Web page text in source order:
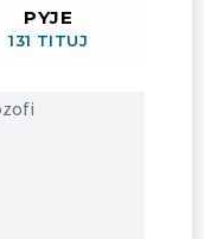
PYJE
131 TITUJ